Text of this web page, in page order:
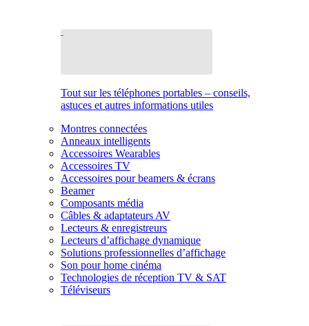
Tout sur les téléphones portables – conseils,
astuces et autres informations utiles
Montres connectées
Anneaux intelligents
Accessoires Wearables
Accessoires TV
Accessoires pour beamers & écrans
Beamer
Composants média
Câbles & adaptateurs AV
Lecteurs & enregistreurs
Lecteurs d’affichage dynamique
Solutions professionnelles d’affichage
Son pour home cinéma
Technologies de réception TV & SAT
Téléviseurs